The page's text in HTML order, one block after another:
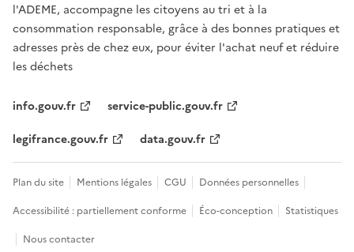
l'ADEME, accompagne les citoyens au tri et à la
consommation responsable, grâce à des bonnes pratiques et
adresses près de chez eux, pour éviter l'achat neuf et réduire
les déchets
info.gouv.fr
service-public.gouv.fr
legifrance.gouv.fr
data.gouv.fr
Plan du site Mentions légales CGU
Données personnelles
Accessibilité : partiellement conforme
Éco-conception
Statistiques
Nous contacter